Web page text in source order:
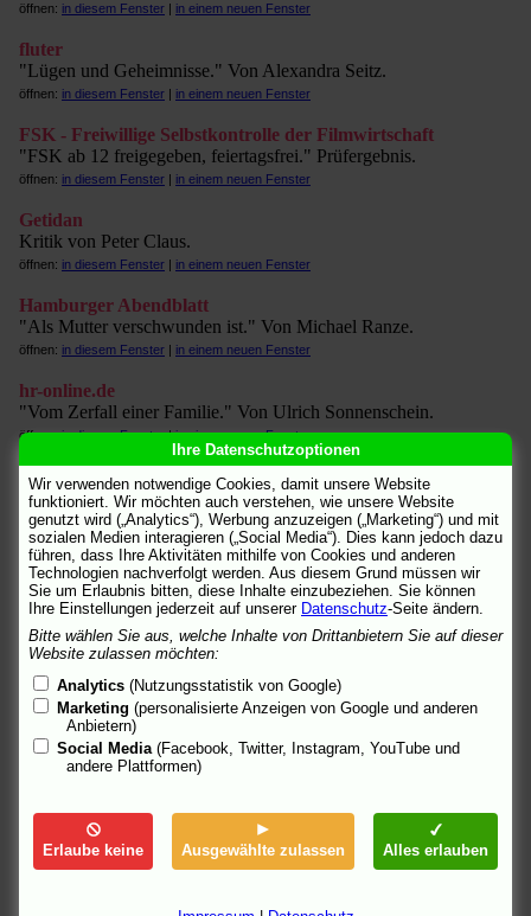
öffnen: in diesem Fenster | in einem neuen Fenster
fluter
"Lügen und Geheimnisse." Von Alexandra Seitz.
öffnen: in diesem Fenster | in einem neuen Fenster
FSK - Freiwillige Selbstkontrolle der Filmwirtschaft
"FSK ab 12 freigegeben, feiertagsfrei." Prüfergebnis.
öffnen: in diesem Fenster | in einem neuen Fenster
Getidan
Kritik von Peter Claus.
öffnen: in diesem Fenster | in einem neuen Fenster
Hamburger Abendblatt
"Als Mutter verschwunden ist." Von Michael Ranze.
öffnen: in diesem Fenster | in einem neuen Fenster
hr-online.de
"Vom Zerfall einer Familie." Von Ulrich Sonnenschein.
öffnen:in diesem Fenster|in einem neuen Fenster
infomedia-sh
"Unvermeidliche Familienbande." Von dakro.
öffnen:in diesem Fenster|in einem neuen Fenster
Kino Kino
"Drama." Von Margret Köhler.
öffnen:in diesem Fenster|in einem neuen Fenster
kino-zeit.de
öffnen:in diesem Fenster|in einem neuen Fenster
KinoNews
Inhalt, Trailer.
in diesem Fenster|in einem neuen Fenster
kultur-online.net
Festival-Bericht von Walter Gasperi. (Berlinale)
in einem neuen Fenster
Ihre Datenschutzoptionen
Wir verwenden notwendige Cookies, damit unsere Website
funktioniert. Wir möchten auch verstehen, wie unsere Website
genutzt wird („Analytics“), Werbung anzuzeigen („Marketing“) und mit
sozialen Medien interagieren („Social Media“). Dies kann jedoch dazu
führen, dass Ihre Aktivitäten mithilfe von Cookies und anderen
Technologien nachverfolgt werden. Aus diesem Grund müssen wir
Sie um Erlaubnis bitten, diese Inhalte einzubeziehen. Sie können
Ihre Einstellungen jederzeit auf unserer Datenschutz-Seite ändern.
Bitte wählen Sie aus, welche Inhalte von Drittanbietern Sie auf dieser
Website zulassen möchten:
Analytics (Nutzungsstatistik von Google)
Marketing (personalisierte Anzeigen von Google und anderen
Anbietern)
Social Media (Facebook, Twitter, Instagram, YouTube und
andere Plattformen)
Erlaube keine Ausgewählte zulassen Alles erlauben